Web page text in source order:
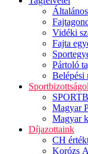
Vidéki
Fajta
Pártoló
Belépési
Magyar
Magyar
Díjazottaink
CH
Korózs